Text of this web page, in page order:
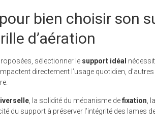
bien choisir son
d’aération
sélectionner le support idéal
directement l’usage quotidien,
, la solidité du mécanisme defixation , la
du support à préserver l’intégrité des lames